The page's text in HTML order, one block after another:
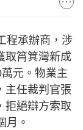
程承辦商，涉
取筲箕灣新成
元。物業主
主任裁判官張
拒絕辯方索取
月。